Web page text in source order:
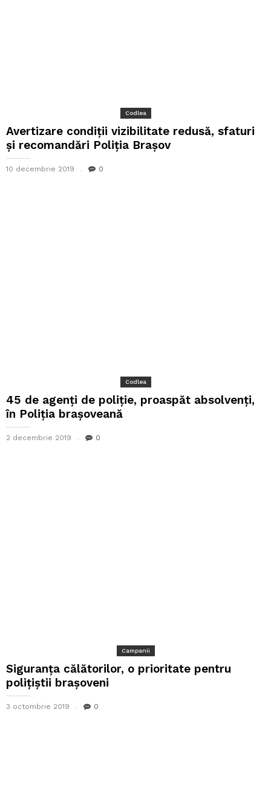
Codlea
Avertizare condiții vizibilitate redusă, sfaturi
și recomandări Poliția Brașov
10 decembrie 2019 0
Codlea
45 de agenți de poliție, proaspăt absolvenți,
în Poliția brașoveană
2 decembrie 2019 0
Campanii
Siguranța călătorilor, o prioritate pentru
polițiștii brașoveni
3 octombrie 2019 0